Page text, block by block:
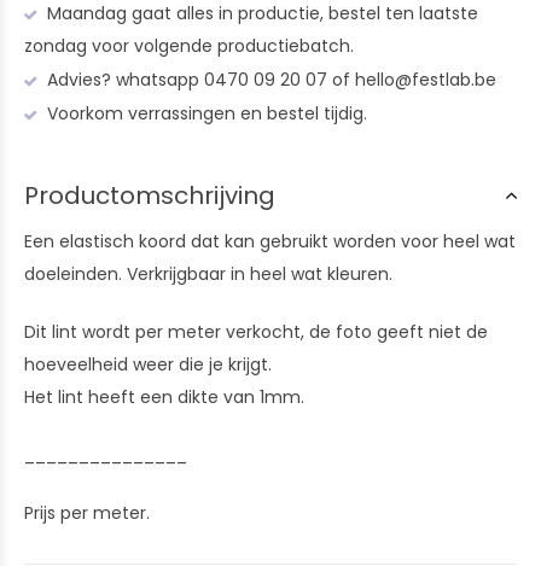
Maandag gaat alles in productie, bestel ten laatste
zondag voor volgende productiebatch.
Advies? whatsapp 0470 09 20 07 of hello@festlab.be
Voorkom verrassingen en bestel tijdig.
Productomschrijving
Een elastisch koord dat kan gebruikt worden voor heel wat
doeleinden. Verkrijgbaar in heel wat kleuren.
Dit lint wordt per meter verkocht, de foto geeft niet de
hoeveelheid weer die je krijgt.
Het lint heeft een dikte van 1mm.
Prijs per meter.